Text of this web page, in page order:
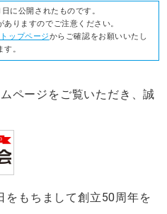
に公開されたものです。
りますのでご注意ください。
ップページからご確認をお願いいたし
す。
ページをご覧いただき、誠
をもちまして創立50周年を